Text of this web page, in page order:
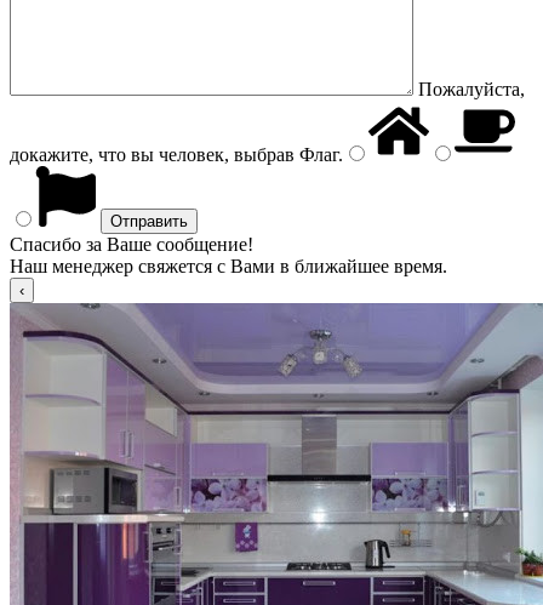
Пожалуйста,
докажите, что вы человек, выбрав Флаг.
Спасибо за Ваше сообщение!
Наш менеджер свяжется с Вами в ближайшее время.